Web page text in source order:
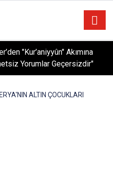
"Kur’aniyyûn" Akımına
Yorumlar Geçersizdir"
ALTIN ÇOCUKLARI